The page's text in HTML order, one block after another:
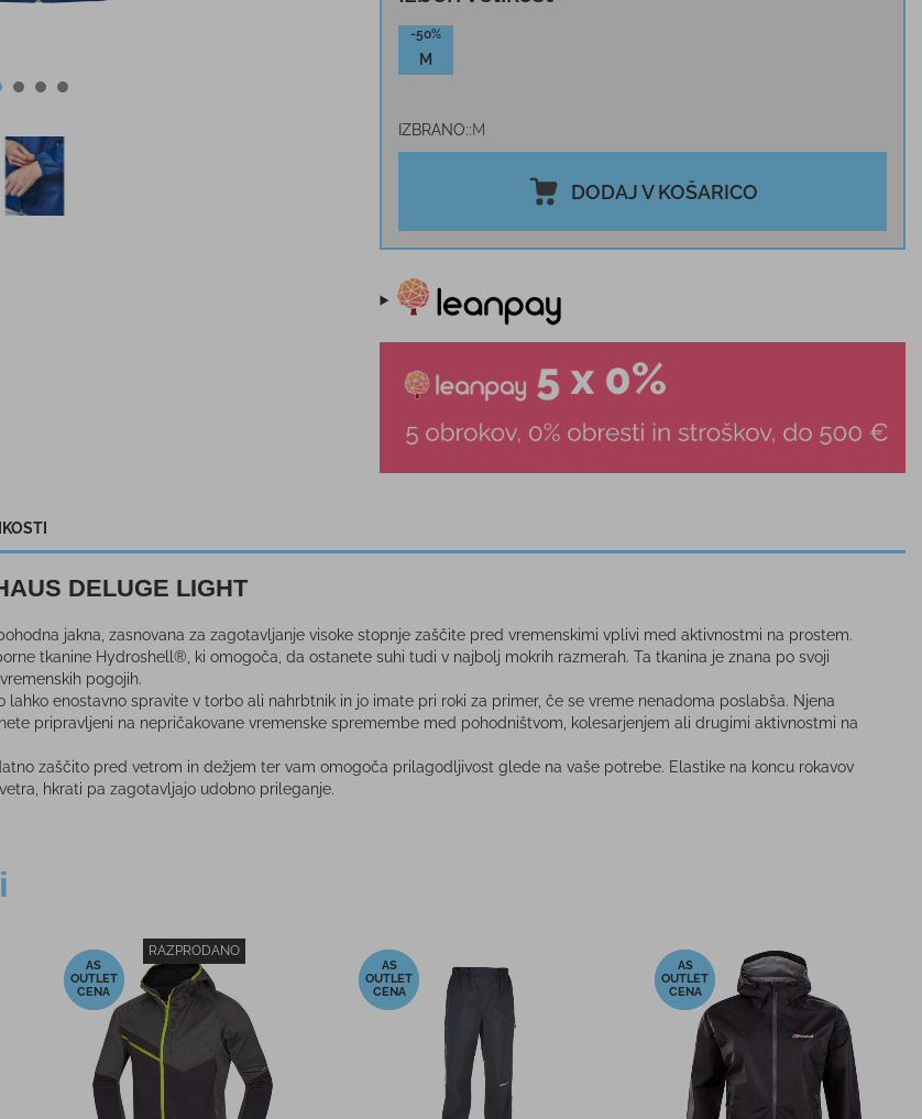
-50%
M
IZBRANO: M
DODAJ V KOŠARICO
DELUGE LIGHT
jakna, zasnovana za zagotavljanje visoke stopnje zaščite pred vremenskimi vplivi med aktivnostmi na prostem.
tkanine Hydroshell®, ki omogoča, da ostanete suhi tudi v najbolj mokrih razmerah. Ta tkanina je znana po svoji
pogojih.
lahko enostavno spravite v torbo ali nahrbtnik in jo imate pri roki za primer, če se vreme nenadoma poslabša. Njena
pripravljeni na nepričakovane vremenske spremembe med pohodništvom, kolesarjenjem ali drugimi aktivnostmi na
zaščito pred vetrom in dežjem ter vam omogoča prilagodljivost glede na vaše potrebe. Elastike na koncu rokavov
hkrati pa zagotavljajo udobno prileganje.
-55%
RAZPRODANO
-50% -50%